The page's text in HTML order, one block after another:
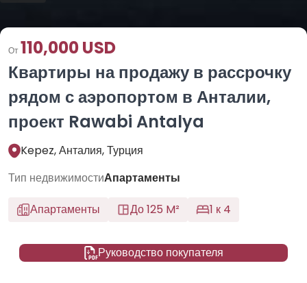
Квартиры на продажу в рассрочку
рядом с аэропортом в Анталии,
проект Rawabi Antalya
От110,000 USD
Kepez, Анталия, Турция
Тип недвижимостиАпартаменты
Апартаменты
До 125 M² 1 к 4
Руководство покупателя